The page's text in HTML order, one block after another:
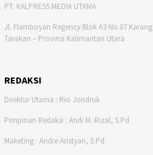
PT. KALPRESS MEDIA UTAMA
Jl. Flamboyan Regency Blok A3 No.07
Tarakan – Provinsi Kalimantan Utara
REDAKSI
Direktur Utama : Rio Jondruk
Pimpinan Redaksi : Andi M. Rizal, S.Pd
Maketing : Andre Aristyan, S.Pd